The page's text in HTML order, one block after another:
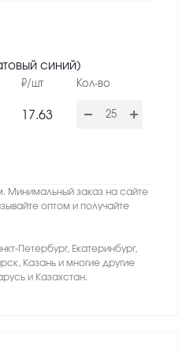
синий)
17.63
Минимальный заказ на сайте
оптом и получайте
Петербург, Екатеринбург,
Казань и многие другие
и Казахстан.